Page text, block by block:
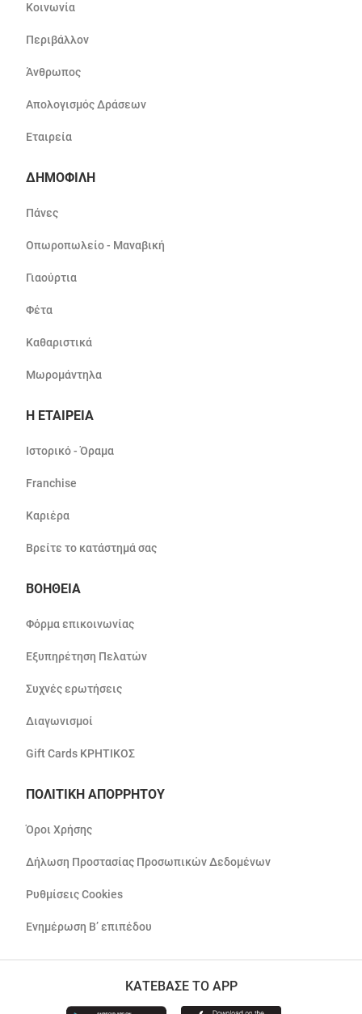
Κοινωνία
Περιβάλλον
Άνθρωπος
Απολογισμός Δράσεων
Εταιρεία
ΔΗΜΟΦΙΛΗ
Πάνες
Οπωροπωλείο - Μαναβική
Γιαούρτια
Φέτα
Καθαριστικά
Μωρομάντηλα
Η ΕΤΑΙΡΕΙΑ
Ιστορικό - Όραμα
Franchise
Καριέρα
Βρείτε το κατάστημά σας
ΒΟΗΘΕΙΑ
Φόρμα επικοινωνίας
Εξυπηρέτηση Πελατών
Συχνές ερωτήσεις
Διαγωνισμοί
Gift Cards ΚΡΗΤΙΚΟΣ
ΠΟΛΙΤΙΚΗ ΑΠΟΡΡΗΤΟΥ
Όροι Χρήσης
Δήλωση Προστασίας Προσωπικών Δεδομένων
Ρυθμίσεις Cookies
Ενημέρωση Β’ επιπέδου
ΚΑΤΕΒΑΣΕ ΤΟ APP